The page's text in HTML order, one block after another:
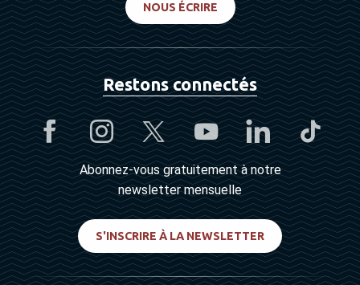
NOUS ÉCRIRE
Restons connectés
Abonnez-vous gratuitement à notre
newsletter mensuelle
S'INSCRIRE À LA NEWSLETTER